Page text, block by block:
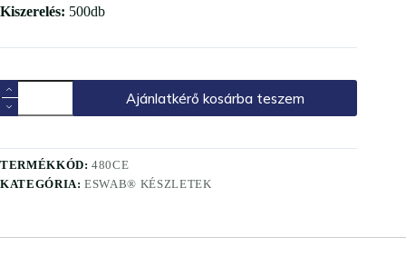
Kiszerelés: 500db
Ajánlatkérő kosárba teszem
TERMÉKKÓD:480CE
KATEGÓRIA:ESWAB® KÉSZLETEK